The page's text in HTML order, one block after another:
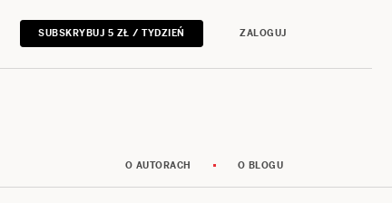
SUBSKRYBUJ 5 ZŁ / TYDZIEŃ ZALOGUJ
O AUTORACH O BLOGU